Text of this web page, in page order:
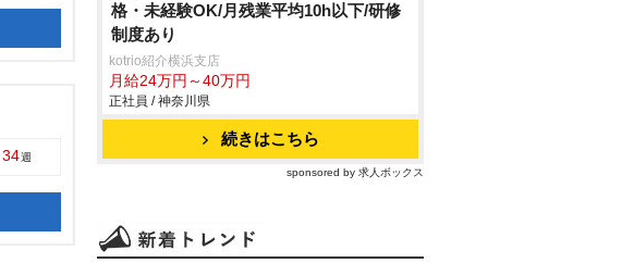
34週
格・未経験OK/月残業平均10h以下/研修
制度あり
kotrio紹介横浜支店
月給24万円～40万円
正社員 / 神奈川県
続きはこちら
sponsored by 求人ボックス